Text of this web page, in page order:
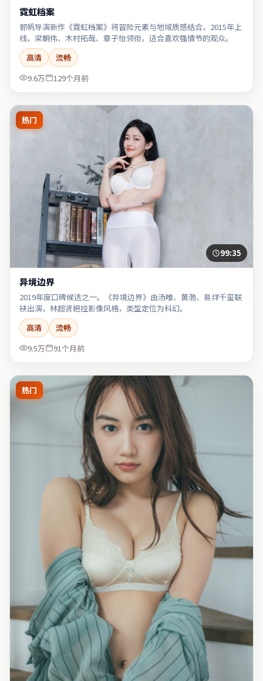
霓虹档案
郭帆导演新作《霓虹档案》将冒险元素与地域质感结合，2015年上
线，梁朝伟、木村拓哉、章子怡领衔，适合喜欢强情节的观众。
高清
流畅
9.6万
129个月前
热门
99:35
异境边界
2019年度口碑候选之一。《异境边界》由汤唯、黄渤、易烊千玺联
袂出演，林超贤把控影像风格，类型定位为科幻。
高清
流畅
9.5万
91个月前
热门